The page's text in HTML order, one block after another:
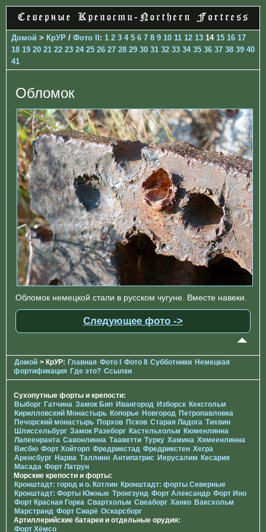
Домой > КрУР / Фото II: 1 2 3 4 5 6 7 8 9 10 11 12 13 14 15 16 17
18 19 20 21 22 23 24 25 26 27 28 29 30 31 32 33 34 35 36 37 38 39 40
41
Обломок
Обломок немецкой стали в русском чугуне. Вместе навеки.
Следующее фото ->
Домой > КрУР: Главная Фото I Фото II Субботники Немецкая
фортификация Где это? Ссылки
Сухопутные форты и крепости:
Выборг Гатчина Замок Бип Ивангород Изборск Кексгольм
Кирилловский Монастырь Копорье Новгород Петропавловка
Печорcкий монастырь Порхов Псков Старая Ладога Тихвин
Шлиссельбург Замок Разеборг Кастельхольм Кюменлинна
Лапеенранта Савонлинна Тааветти Турку Хамина Хямеенлинна
Висбю Форт Хойторп Фредрикстад Фредрикстен Хегра
Аренсбург Нарва Таллинн Антипатрис Иерусалим Кесария
Масада Форт Латрун
Морские крепости и форты:
Кронштадт: город и о. Котлин Кронштадт: форты Северные
Кронштадт: Форты Южные Тронгзунд Форт Александр Форт Ино
Форт Красная Горка Свартхольм Свеаборг Ханко Ваксхольм
Марстранд Форт Сиарё Оскарсборг
Артиллерийские батареи и отдельные орудия:
Форт Хёмсо